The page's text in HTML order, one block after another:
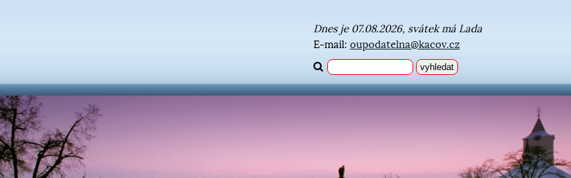
Dnes je 07.08.2026, svátek má Lada
E-mail: oupodatelna@kacov.cz